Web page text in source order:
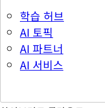
학습 허브
AI 토픽
AI 파트너
AI 서비스